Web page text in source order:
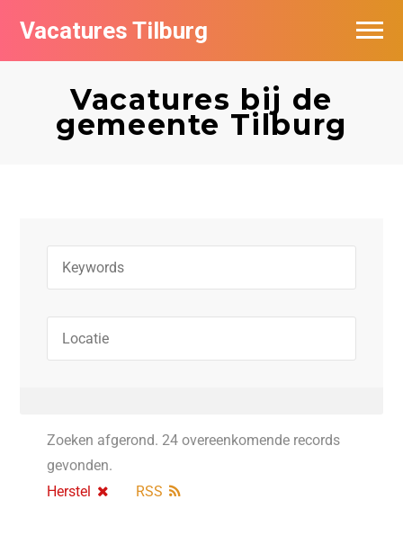
Vacatures Tilburg
Vacatures bij de
gemeente Tilburg
Zoeken afgerond. 24 overeenkomende records
gevonden.
Herstel
RSS
Vacatures per bedrijf
De populairste vacatures in Tilburg